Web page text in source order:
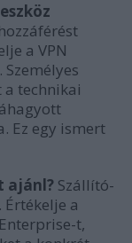
a VPN
a technikai
Ez egy ismert
ajánl? Szállító-
a
t,